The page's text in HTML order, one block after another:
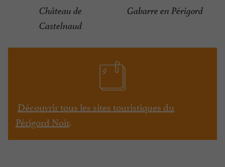
Château de
Castelnaud
Gabarre en Périgord
Découvrir tous les sites touristiques du
Périgord Noir.